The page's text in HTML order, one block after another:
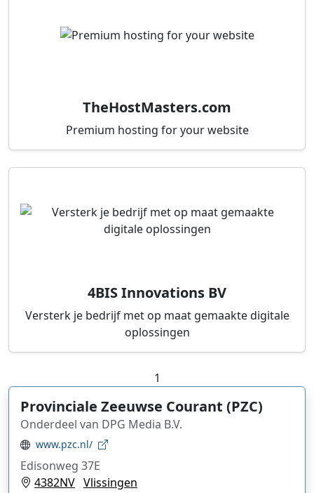
TheHostMasters.com
Premium hosting for your website
4BIS Innovations BV
Versterk je bedrijf met op maat gemaakte digitale
oplossingen
1
Provinciale Zeeuwse Courant (PZC)
Onderdeel van DPG Media B.V.
www.pzc.nl/
Edisonweg 37E
4382NV Vlissingen